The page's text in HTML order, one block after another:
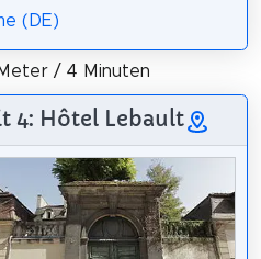
(DE)
/ 4 Minuten
4: Hôtel Lebault